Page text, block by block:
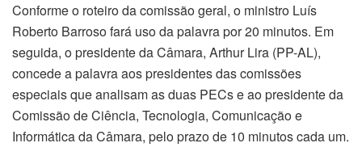
Conforme o roteiro da comissão geral, o ministro Luís
Roberto Barroso fará uso da palavra por 20 minutos. Em
seguida, o presidente da Câmara, Arthur Lira (PP-AL),
concede a palavra aos presidentes dascomissões
especiaisque analisam as duas PECs e ao presidente da
Comissão de Ciência, Tecnologia, Comunicação e
Informática da Câmara, pelo prazo de 10 minutos cada um.